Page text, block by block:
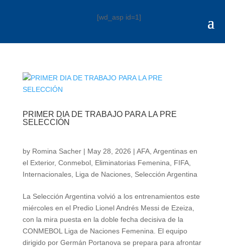
[wd_asp id=1]
PRIMER DIA DE TRABAJO PARA LA PRE
SELECCIÓN
by Romina Sacher| May 28, 2026 | AFA, Argentinas en
el Exterior, Conmebol, Eliminatorias Femenina FIFA,
Internacionales, Liga de Naciones, Selección Argentina
La Selección Argentina volvió a los entrenamientos este
miércoles en el Predio Lionel Andrés Messi de Ezeiza,
con la mira puesta en la doble fecha decisiva de la
CONMEBOL Liga de Naciones Femenina. El equipo
dirigido por Germán Portanova se prepara para afrontar